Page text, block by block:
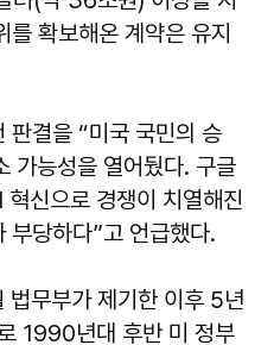
확보해온 계약은 유지
판결을 “미국 국민의 승
가능성을 열어뒀다. 구글
신으로 경쟁이 치열해진
부당하다”고 언급했다.
무부가 제기한 이후 5년
1990년대 후반 미 정부